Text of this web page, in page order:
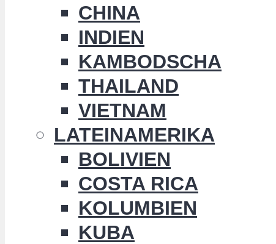
CHINA
INDIEN
KAMBODSCHA
THAILAND
VIETNAM
LATEINAMERIKA
BOLIVIEN
COSTA RICA
KOLUMBIEN
KUBA